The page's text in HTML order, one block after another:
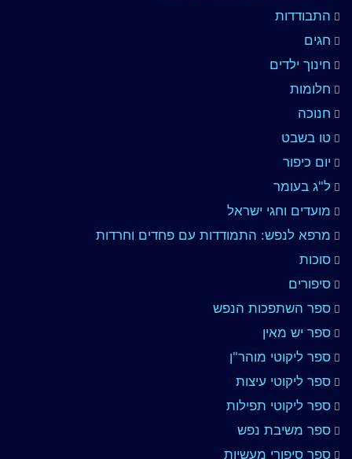
התבודדות
חגים
חינוך ילדים
חלומות
חנוכה
טו בשבט
יום כיפור
ל"ג בעומר
מועדים וחגי ישראל
מרפא לנפש: התמודדות עם פחדים וחרדות
סוכות
סיפורים
ספר השתפכות הנפש
ספר יש מאין
ספר ליקוטי מוהר"ן
ספר ליקוטי עיצות
ספר ליקוטי תפילות
ספר משיבת נפש
ספר סיפורי מעשיות